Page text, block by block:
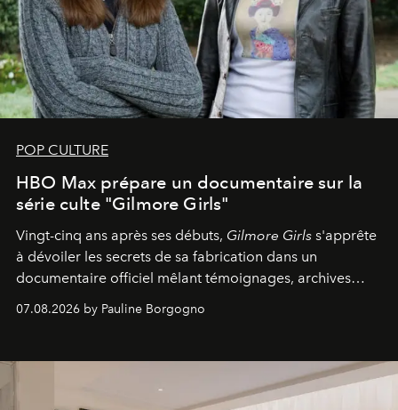
POP CULTURE
HBO Max prépare un documentaire sur la
série culte "Gilmore Girls"
Vingt-cinq ans après ses débuts, Gilmore Girls s'apprête
à dévoiler les secrets de sa fabrication dans un
documentaire officiel mêlant témoignages, archives
inédites et plongée dans les coulisses d'un phénomène
générationnel.
07.08.2026 by Pauline Borgogno